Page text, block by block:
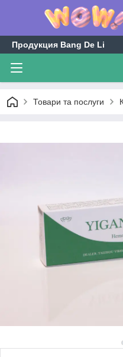
Продукция Bang De Li
Товари та послуги